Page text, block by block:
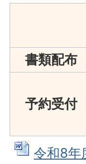
書類配布
予約受付
令和8年